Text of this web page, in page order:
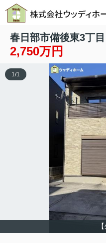
春日部市備後東3丁
2,750万円
1/1